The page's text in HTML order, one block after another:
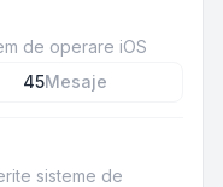
de operare iOS
45Mesaje
sisteme de